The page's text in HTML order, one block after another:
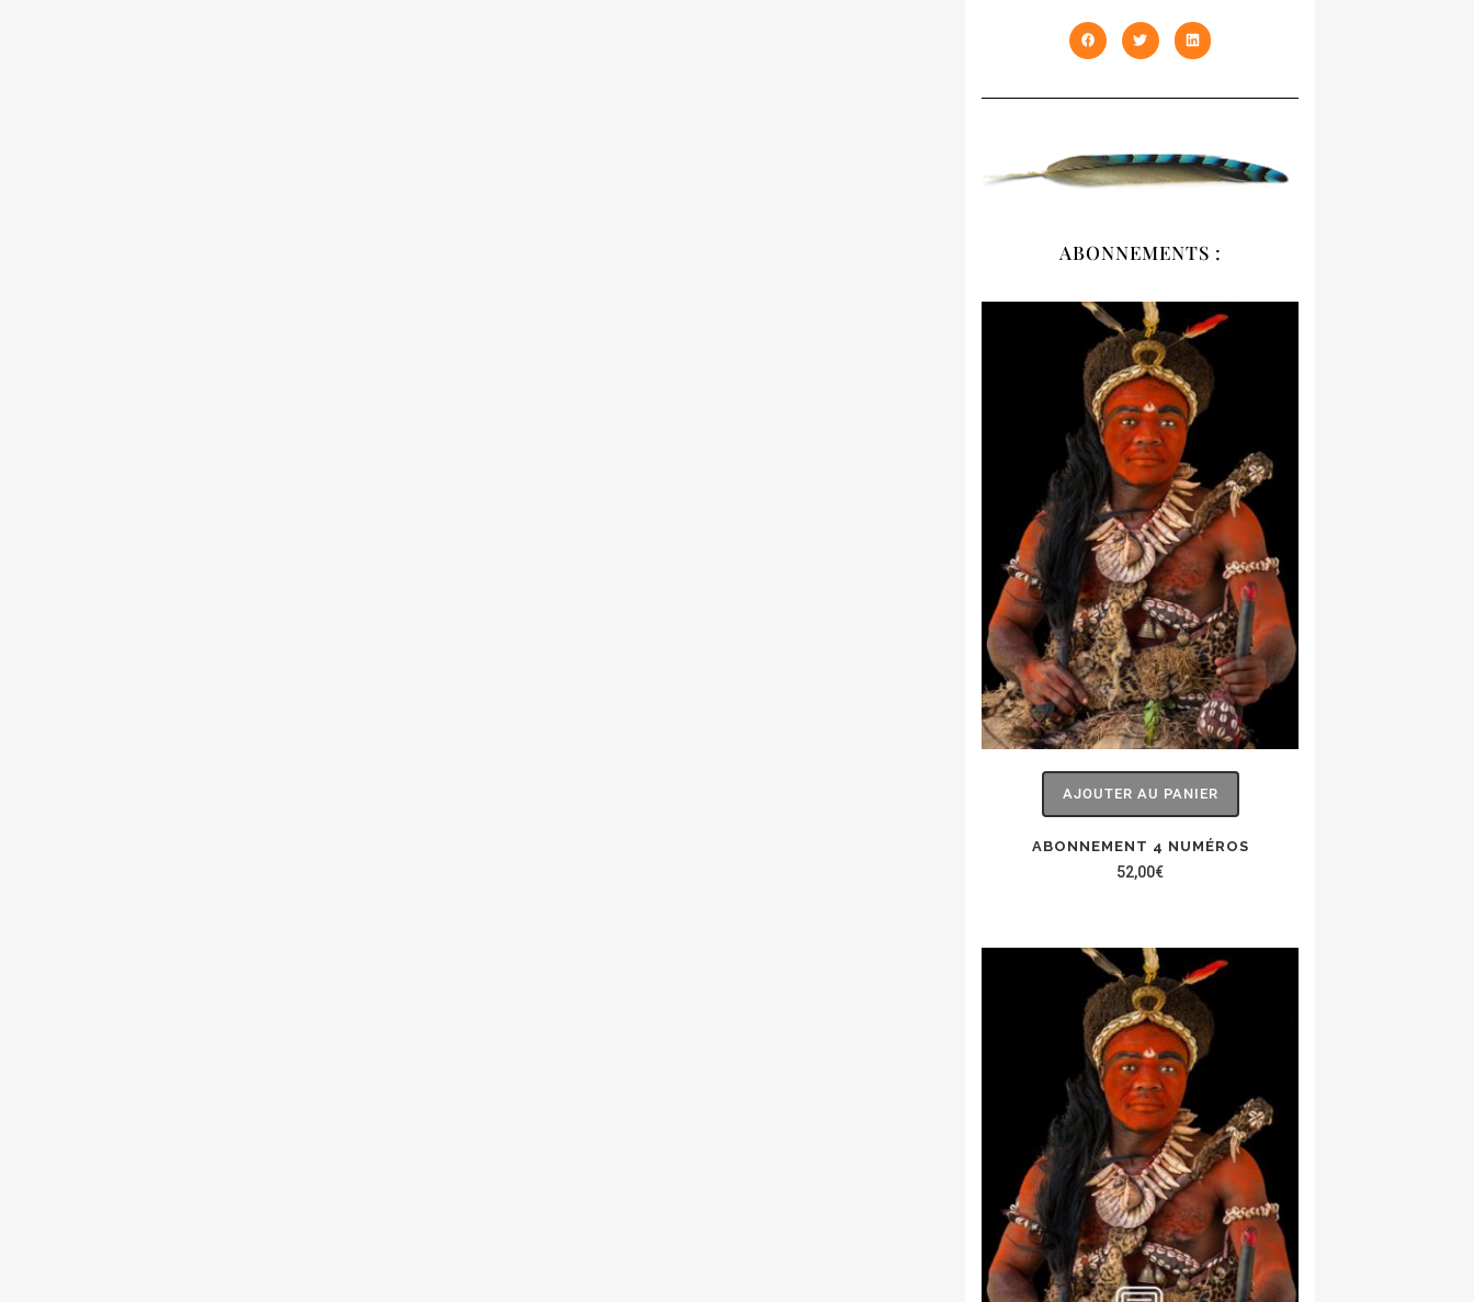
présente les trois
premiers numéros
un seul volume de 408
ABONNEMENTS :
AJOUTER AU PANIER
ABONNEMENT 4 NUMÉROS
52,00€